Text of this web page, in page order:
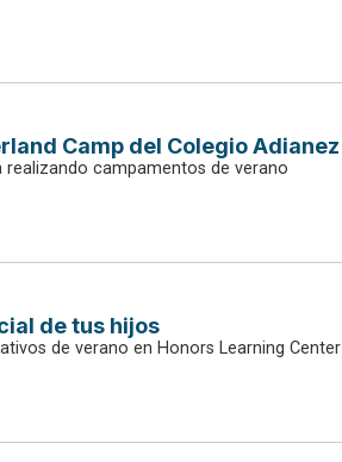
Camp del Colegio Adianez
campamentos de verano
de tus hijos
de verano en Honors Learning Center